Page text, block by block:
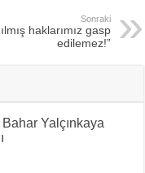
Sonraki
haklarımız gasp
edilemez!”
Yalçınkaya